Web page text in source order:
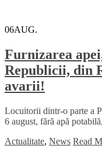
06AUG.
Furnizarea
Republicii, din
avarii!
Locuitorii dintr-o parte a
6 august, fără apă
Actualitate, News Read